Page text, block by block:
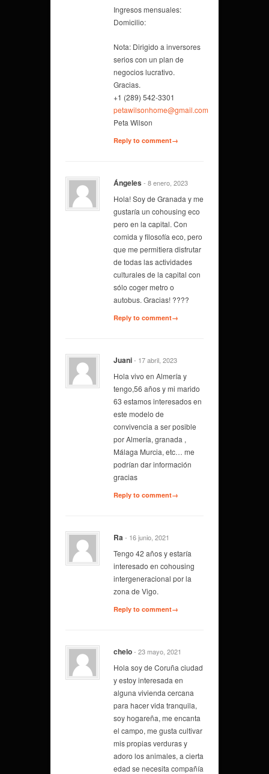
Ingresos mensuales:
Domicilio:
Nota: Dirigido a inversores
serios con un plan de
negocios lucrativo.
Gracias.
+1 (289) 542-3301
petawilsonhome@gmail.com
Peta Wilson
Reply to comment→
Ángeles - 8 enero, 2023
Hola! Soy de Granada y me
gustaría un cohousing eco
pero en la capital. Con
comida y filosofía eco, pero
que me permitiera disfrutar
de todas las actividades
culturales de la capital con
sólo coger metro o
autobus. Gracias! ????
Reply to comment→
Juani- 17 abril, 2023
Hola vivo en Almería y
tengo,56 años y mi marido
63 estamos interesados en
este modelo de
convivencia a ser posible
por Almería, granada ,
Málaga Murcia, etc… me
podrían dar información
gracias
Reply to comment→
Ra- 16 junio, 2021
Tengo 42 años y estaría
interesado en cohousing
intergeneracional por la
zona de Vigo.
Reply to comment→
chelo- 23 mayo, 2021
Hola soy de Coruña ciudad
y estoy interesada en
alguna vivienda cercana
para hacer vida tranquila,
soy hogareña, me encanta
el campo, me gusta cultivar
mis propias verduras y
adoro los animales, a cierta
edad se necesita compañía